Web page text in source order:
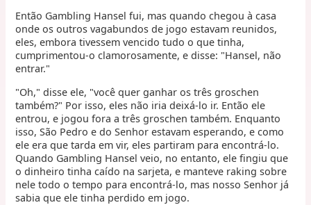
Então Gambling Hansel fui, mas quando chegou à casa
onde os outros vagabundos de jogo estavam reunidos,
eles, embora tivessem vencido tudo o que tinha,
cumprimentou-o clamorosamente, e disse: "Hansel, não
entrar."
"Oh," disse ele, "você quer ganhar os três groschen
também?" Por isso, eles não iria deixá-lo ir. Então ele
entrou, e jogou fora a três groschen também. Enquanto
isso, São Pedro e do Senhor estavam esperando, e como
ele era que tarda em vir, eles partiram para encontrá-lo.
Quando Gambling Hansel veio, no entanto, ele fingiu que
o dinheiro tinha caído na sarjeta, e manteve raking sobre
nele todo o tempo para encontrá-lo, mas nosso Senhor já
sabia que ele tinha perdido em jogo.